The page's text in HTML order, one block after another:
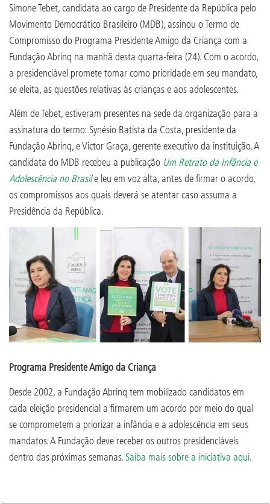
Simone Tebet, candidata ao cargo de Presidente da República pelo
Movimento Democrático Brasileiro (MDB), assinou o Termo de
Compromisso do Programa Presidente Amigo da Criança com a
Fundação Abrinq na manhã desta quarta-feira (24). Com o acordo,
a presidenciável promete tomar como prioridade em seu mandato,
se eleita, as questões relativas às crianças e aos adolescentes.
Além de Tebet, estiveram presentes na sede da organização para a
assinatura do termo: Synésio Batista da Costa, presidente da
Fundação Abrinq, e Victor Graça, gerente executivo da instituição. A
candidata do MDB recebeu a publicação Um Retrato da Infância e
Adolescência no Brasile leu em voz alta, antes de firmar o acordo,
os compromissos aos quais deverá se atentar caso assuma a
Presidência da República.
Programa Presidente Amigo da Criança
Desde 2002, a Fundação Abrinq tem mobilizado candidatos em
cada eleição presidencial a firmarem um acordo por meio do qual
se comprometem a priorizar a infância e a adolescência em seus
mandatos. A Fundação deve receber os outros presidenciáveis
dentro das próximas semanas. Saiba mais sobre a iniciativa aqui.